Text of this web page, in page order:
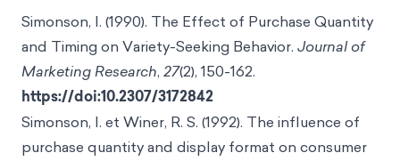
Simonson, I. (1990). The Effect of Purchase Quantity
and Timing on Variety-Seeking Behavior. Journal of
Marketing Research, 27(2), 150-162.
https://doi:10.2307/3172842
Simonson, I. et Winer, R. S. (1992). The influence of
purchase quantity and display format on consumer